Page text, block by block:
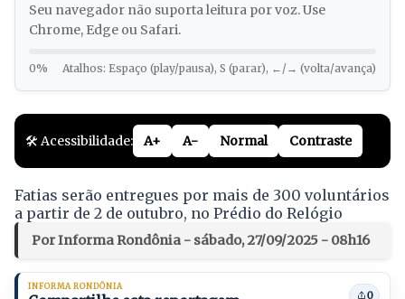
Seu navegador não suporta leitura por voz. Use
Chrome, Edge ou Safari.
0% Atalhos: Espaço (play/pausa), S (parar), ←/→ (volta/avança)
🛠️ Acessibilidade: A+ A- Normal Contraste
Fatias serão entregues por mais de 300 voluntários
a partir de 2 de outubro, no Prédio do Relógio
Por Informa Rondônia - sábado, 27/09/2025 - 08h16
INFORMA RONDÔNIA
0